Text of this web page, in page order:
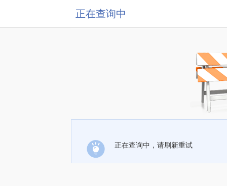
正在查询中
正在查询中，请刷新重试